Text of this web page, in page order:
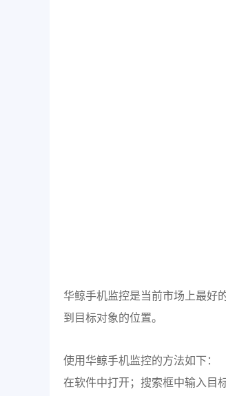
华鲸手机监控是当前市场上最好
到目标对象的位置。
使用华鲸手机监控的方法如下：
在软件中打开；搜索框中输入目